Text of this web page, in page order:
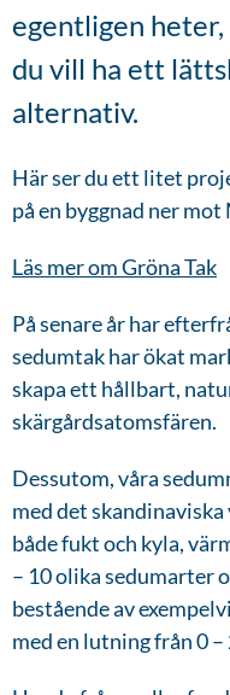
egentligen
du vill ha ett
alternativ.
Här ser du ett litet
på en byggnad ner
Läs mer om Gröna Tak
På senare år har
sedumtak har ökat
skapa ett hållbart,
skärgårdsatomsfären.
Dessutom, våra
med det
både fukt och kyla,
– 10 olika sedumarter
bestående av
med en lutning från 0 –